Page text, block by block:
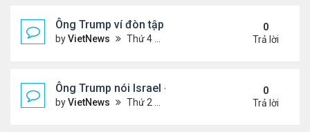
Ông Trump ví đòn tập kích Iran với vụ ném bom
byVietNews Thứ 4 Tháng 6 25, 2025 5:43 pm
0
Trả lời
Ông Trump nói Israel - Iran đạt thỏa thuận ngừng
byVietNews Thứ 2 Tháng 6 23, 2025 5:45 pm
0
Trả lời